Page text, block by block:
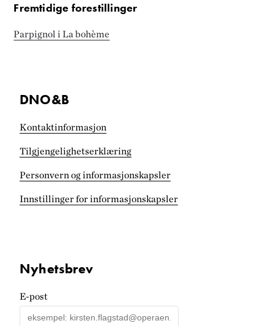
Fremtidige forestillinger
Parpignol i La bohème
DNO&B
Kontaktinformasjon
Tilgjengelighets­erklæring
Personvern og informasjonskapsler
Innstillinger for informasjonskapsler
Nyhetsbrev
E-post